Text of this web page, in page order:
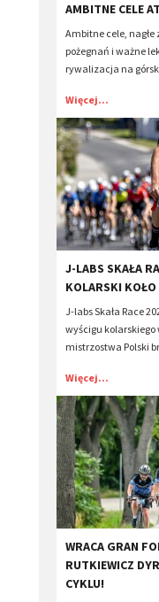
AMBITNE CELE
Ambitne cele,
pożegnań i ważne
rywalizacja na
Więcej...
J-LABS SKAŁA
KOLARSKI
J-labs Skała Race
wyścigu
mistrzostwa Polski
Więcej...
WRACA GRAN
RUTKIEWICZ
CYKLU!